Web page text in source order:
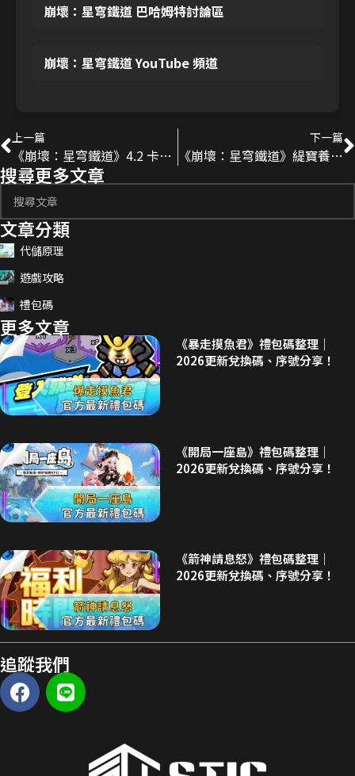
崩壞：星穹鐵道 巴哈姆特討論區
崩壞：星穹鐵道 YouTube 頻道
上一篇
《崩壞：星穹鐵道》4.2 卡池情報｜SP 銀狼、緋英與歡愉開拓者登場
下一篇
《崩壞：星穹鐵道》緹寶養成攻略｜光錐、遺器、配隊與抽取建議
搜尋更多文章
文章分類
代儲原理
遊戲攻略
禮包碼
更多文章
《暴走摸魚君》禮包碼整理｜
2026更新兌換碼、序號分享！
《開局一座島》禮包碼整理｜
2026更新兌換碼、序號分享！
《箭神請息怒》禮包碼整理｜
2026更新兌換碼、序號分享！
追蹤我們